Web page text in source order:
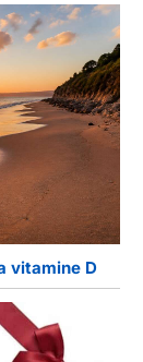
vitamine D